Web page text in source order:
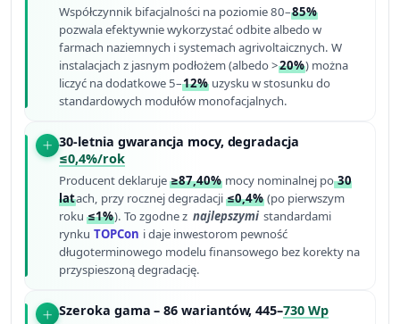
Współczynnik bifacjalności na poziomie 80–85%
pozwala efektywnie wykorzystać odbite albedo w
farmach naziemnych i systemach agrivoltaicznych. W
instalacjach z jasnym podłożem (albedo >20%) można
liczyć na dodatkowe 5–12% uzysku w stosunku do
standardowych modułów monofacjalnych.
30-letnia gwarancja mocy, degradacja
≤0,4%/rok
Producent deklaruje≥87,40% mocy nominalnej po30
latach, przy rocznej degradacji≤0,4% (po pierwszym
roku≤1%). To zgodne z najlepszymi standardami
rynku TOPCon i daje inwestorom pewność
długoterminowego modelu finansowego bez korekty na
przyspieszoną degradację.
Szeroka gama – 86 wariantów, 445–730 Wp